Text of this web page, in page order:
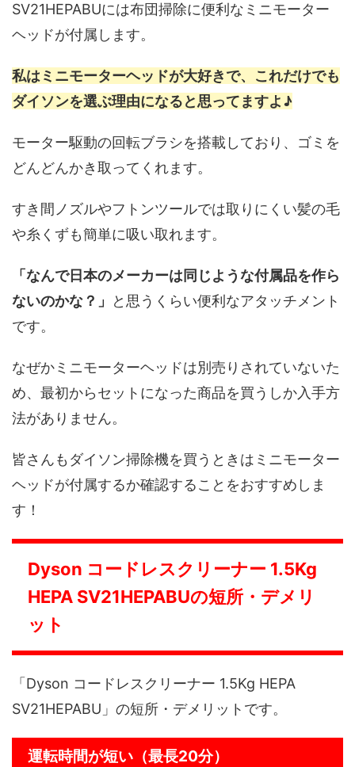
SV21HEPABUには布団掃除に便利なミニモーター
ヘッドが付属します。
私はミニモーターヘッドが大好きで、これだけでも
ダイソンを選ぶ理由になると思ってますよ♪
モーター駆動の回転ブラシを搭載しており、ゴミを
どんどんかき取ってくれます。
すき間ノズルやフトンツールでは取りにくい髪の毛
や糸くずも簡単に吸い取れます。
「なんで日本のメーカーは同じような付属品を作ら
ないのかな？」
と思うくらい便利なアタッチメント
です。
なぜかミニモーターヘッドは別売りされていないた
め、最初からセットになった商品を買うしか入手方
法がありません。
皆さんもダイソン掃除機を買うときはミニモーター
ヘッドが付属するか確認することをおすすめしま
す！
Dyson コードレスクリーナー 1.5Kg
HEPA SV21HEPABUの短所・デメリ
ット
「Dyson コードレスクリーナー 1.5Kg HEPA
SV21HEPABU」の短所・デメリットです。
運転時間が短い（最長20分）